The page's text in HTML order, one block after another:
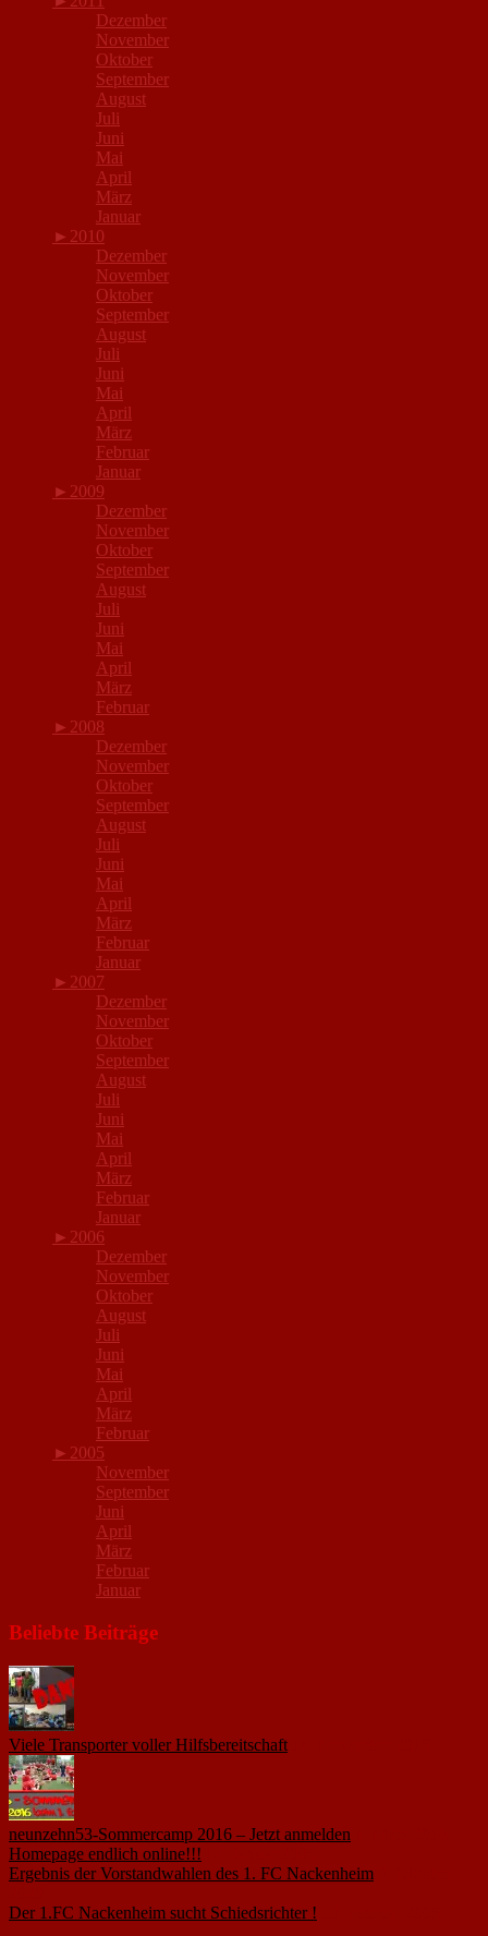
Dezember
November
Oktober
September
August
Juli
Juni
Mai
April
März
Januar
► 2010
Dezember
November
Oktober
September
August
Juli
Juni
Mai
April
März
Februar
Januar
► 2009
Dezember
November
Oktober
September
August
Juli
Juni
Mai
April
März
Februar
► 2008
Dezember
November
Oktober
September
August
Juli
Juni
Mai
April
März
Februar
Januar
► 2007
Dezember
November
Oktober
September
August
Juli
Juni
Mai
April
März
Februar
Januar
► 2006
Dezember
November
Oktober
August
Juli
Juni
Mai
April
März
Februar
► 2005
November
September
Juni
April
März
Februar
Januar
Beliebte Beiträge
Viele Transporter voller Hilfsbereitschaft
neunzehn53-Sommercamp 2016 – Jetzt anmelden
Homepage endlich online!!!
Ergebnis der Vorstandwahlen des 1. FC Nackenheim
Der 1.FC Nackenheim sucht Schiedsrichter !